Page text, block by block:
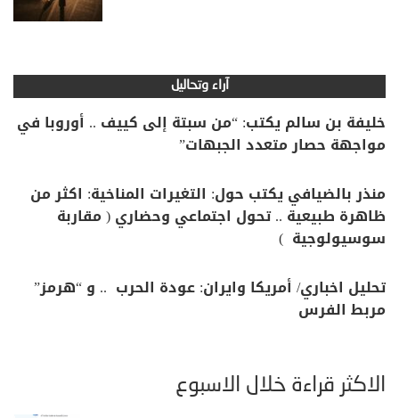
آراء وتحاليل
خليفة بن سالم يكتب: “من سبتة إلى كييف .. أوروبا في
مواجهة حصار متعدد الجبهات”
منذر بالضيافي يكتب حول: التغيرات المناخية: اكثر من
ظاهرة طبيعية .. تحول اجتماعي وحضاري ( مقاربة
سوسيولوجية )
تحليل اخباري/ أمريكا وايران: عودة الحرب .. و “هرمز”
مربط الفرس
الأكثر قراءة خلال الأسبوع